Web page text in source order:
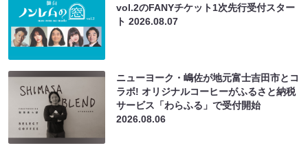
vol.2のFANYチケット1次先行受付スター
ト2026.08.07
ニューヨーク・嶋佐が地元富士吉田市とコ
ラボ! オリジナルコーヒーがふるさと納税
サービス「わらふる」で受付開始
2026.08.06